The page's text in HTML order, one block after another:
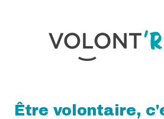
Être volontaire,